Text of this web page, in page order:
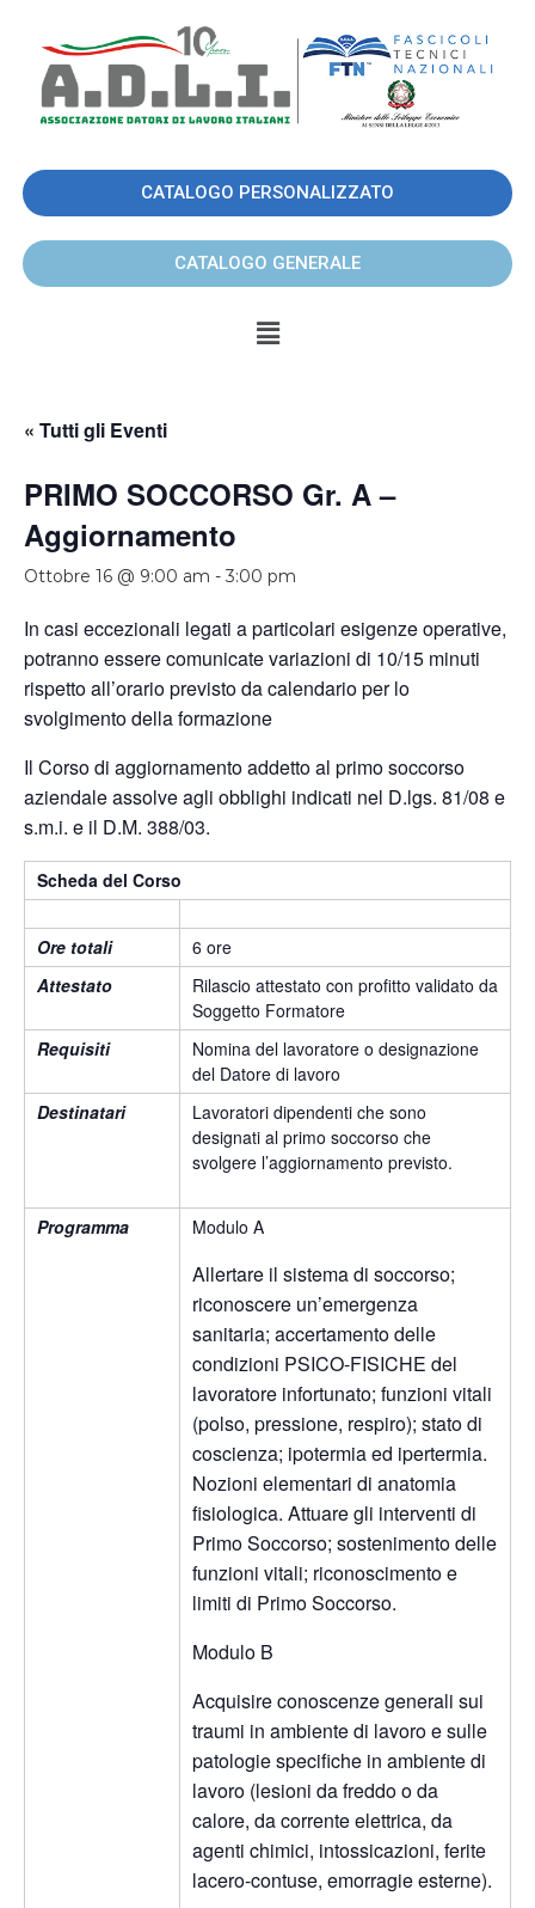
CATALOGO PERSONALIZZATO
CATALOGO GENERALE
« Tutti gli Eventi
PRIMO SOCCORSO Gr. A –
Aggiornamento
Ottobre 16 @ 9:00 am - 3:00 pm
In casi eccezionali legati a particolari esigenze operative,
potranno essere comunicate variazioni di 10/15 minuti
rispetto all’orario previsto da calendario per lo
svolgimento della formazione
Il Corso di aggiornamento addetto al primo soccorso
aziendale assolve agli obblighi indicati nel D.lgs. 81/08 e
s.m.i. e il D.M. 388/03.
Scheda del Corso
Ore totali
6 ore
Attestato
Rilascio attestato con profitto validato da
Soggetto Formatore
Requisiti
Nomina del lavoratore o designazione
del Datore di lavoro
Destinatari
Lavoratori dipendenti che sono
designati al primo soccorso che
svolgere l’aggiornamento previsto.
Programma Modulo A
Allertare il sistema di soccorso;
riconoscere un’emergenza
sanitaria; accertamento delle
condizioni PSICO-FISICHE del
lavoratore infortunato; funzioni vitali
(polso, pressione, respiro); stato di
coscienza; ipotermia ed ipertermia.
Nozioni elementari di anatomia
fisiologica. Attuare gli interventi di
Primo Soccorso; sostenimento delle
funzioni vitali; riconoscimento e
limiti di Primo Soccorso.
Modulo B
Acquisire conoscenze generali sui
traumi in ambiente di lavoro e sulle
patologie specifiche in ambiente di
lavoro (lesioni da freddo o da
calore, da corrente elettrica, da
agenti chimici, intossicazioni, ferite
lacero-contuse, emorragie esterne).